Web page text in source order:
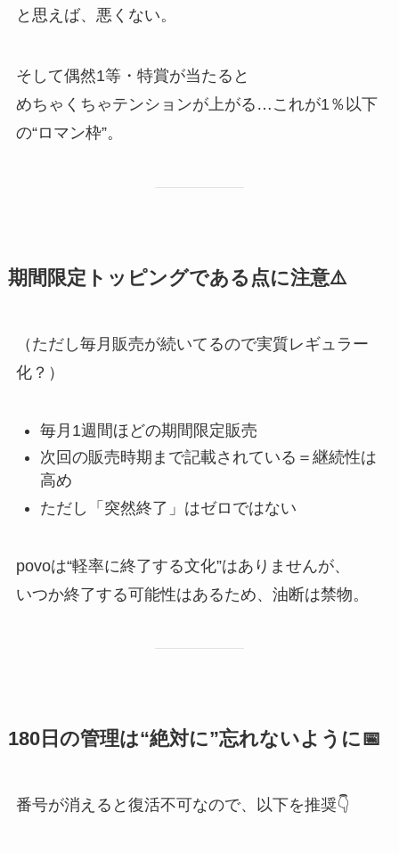
と思えば、悪くない。
そして偶然1等・特賞が当たると
めちゃくちゃテンションが上がる…これが1％以下
の“ロマン枠”。
期間限定トッピングである点に注意⚠️
（ただし毎月販売が続いてるので実質レギュラー
化？）
毎月1週間ほどの期間限定販売
次回の販売時期まで記載されている＝継続性は
高め
ただし「突然終了」はゼロではない
povoは“軽率に終了する文化”はありませんが、
いつか終了する可能性はあるため、油断は禁物。
180日の管理は“絶対に”忘れないように📅
番号が消えると復活不可なので、以下を推奨👇